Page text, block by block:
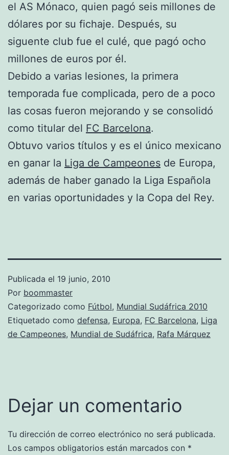
el AS Mónaco, quien pagó seis millones de
dólares por su fichaje. Después, su
siguente club fue el culé, que pagó ocho
millones de euros por él.
Debido a varias lesiones, la primera
temporada fue complicada, pero de a poco
las cosas fueron mejorando y se consolidó
como titular del FC Barcelona.
Obtuvo varios títulos y es el único mexicano
en ganar la Liga de Campeones de Europa,
además de haber ganado la Liga Española
en varias oportunidades y la Copa del Rey.
Publicada el 19 junio, 2010
Por boommaster
Categorizado como Fútbol, Mundial Sudáfrica 2010
Etiquetado como defensa, Europa, FC Barcelona, Liga
de Campeones, Mundial de Sudáfrica, Rafa Márquez
Dejar un comentario
Tu dirección de correo electrónico no será publicada.
Los campos obligatorios están marcados con *